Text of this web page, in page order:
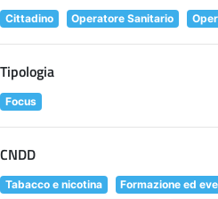
Cittadino Operatore Sanitario
Tipologia
Focus
CNDD
Tabacco e nicotina
Formazione ed